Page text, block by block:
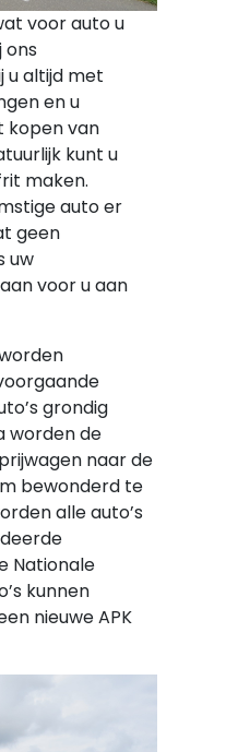
voor auto u
ons
u altijd met
en u
kopen van
kunt u
maken.
auto er
geen
uw
voor u aan
grondig
worden de
naar de
bewonderd te
alle auto’s
Nationale
kunnen
nieuwe APK